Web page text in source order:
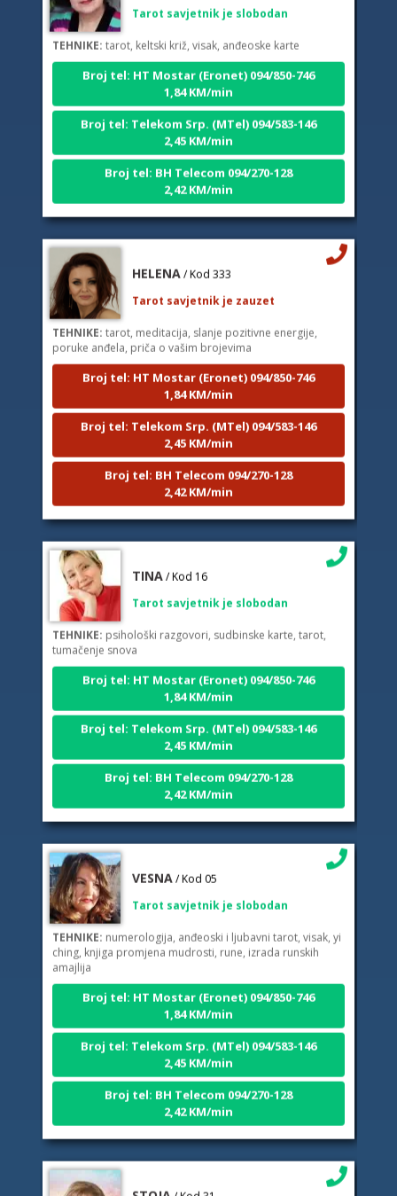
TEHNIKE: tarot, keltski križ, visak, anđeoske karte
Broj tel: HT Mostar (Eronet) 094/850-746
1,84 KM/min
Broj tel: Telekom Srp. (MTel) 094/583-146
2,45 KM/min
Broj tel: BH Telecom 094/270-128
2,42 KM/min
Tarot savjetnik je zauzet
TEHNIKE:tarot, meditacija, slanje pozitivne energije,
poruke anđela, priča o vašim brojevima
Broj tel: HT Mostar (Eronet) 094/850-746
1,84 KM/min
Broj tel: Telekom Srp. (MTel) 094/583-146
2,45 KM/min
Broj tel: BH Telecom 094/270-128
2,42 KM/min
Tarot savjetnik je slobodan
TEHNIKE:
tumačenje snova
Broj tel: HT Mostar (Eronet) 094/850-746
1,84 KM/min
Broj tel: Telekom Srp. (MTel) 094/583-146
2,45 KM/min
Broj tel: BH Telecom 094/270-128
2,42 KM/min
Tarot savjetnik je slobodan
TEHNIKE:numerologija, anđeoski i ljubavni tarot, visak, yi
ching, knjiga promjena mudrosti, rune, izrada runskih
amajlija
Broj tel: HT Mostar (Eronet) 094/850-746
1,84 KM/min
Broj tel: Telekom Srp. (MTel) 094/583-146
2,45 KM/min
Broj tel: BH Telecom 094/270-128
2,42 KM/min